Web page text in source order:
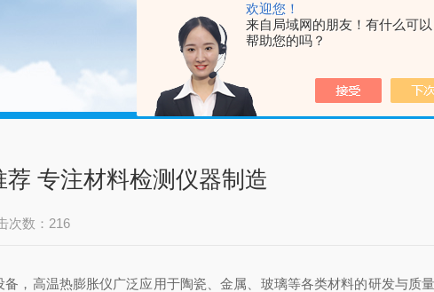
欢迎您！
来自局域网的朋友！有什么可以
帮助您的吗？
专注材料检测仪器制造
次数：216
高温热膨胀仪广泛应用于陶瓷、金属、玻璃等各类材料的研发与质